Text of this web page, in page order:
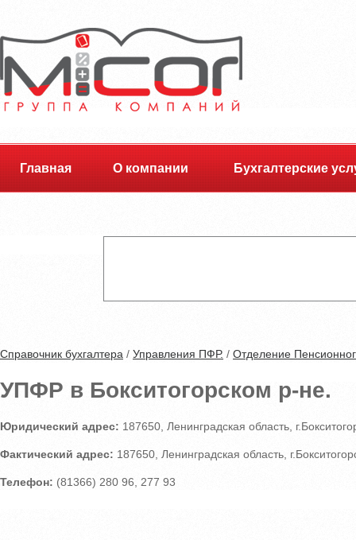
Главная О компании Бухгалтерские
Справочник бухгалтера / Управления ПФР. / Отделение
УПФР в Бокситогорском р-не.
Юридический адрес: 187650, Ленинградская область,
Фактический адрес: 187650, Ленинградская область,
Телефон: (81366) 280 96, 277 93